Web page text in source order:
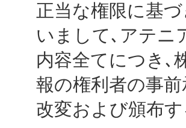
スキ
クレ
正当な権限に基
いまして､アテニ
内容全てにつき､
報の権利者の事
改変および頒布